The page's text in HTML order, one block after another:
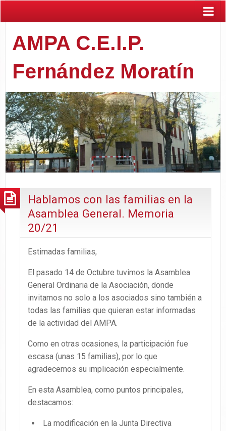
AMPA C.E.I.P.
Fernández Moratín
Hablamos con las familias en la
Asamblea General. Memoria
20/21
Estimadas familias,
El pasado 14 de Octubre tuvimos la Asamblea
General Ordinaria de la Asociación, donde
invitamos no solo a los asociados sino también a
todas las familias que quieran estar informadas
de la actividad del AMPA.
Como en otras ocasiones, la participación fue
escasa (unas 15 familias), por lo que
agradecemos su implicación especialmente.
En esta Asamblea, como puntos principales,
destacamos:
La modificación en la Junta Directiva